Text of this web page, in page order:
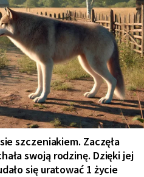
szczeniakiem. Zaczęła
swoją rodzinę. Dzięki jej
się uratować 1 życie